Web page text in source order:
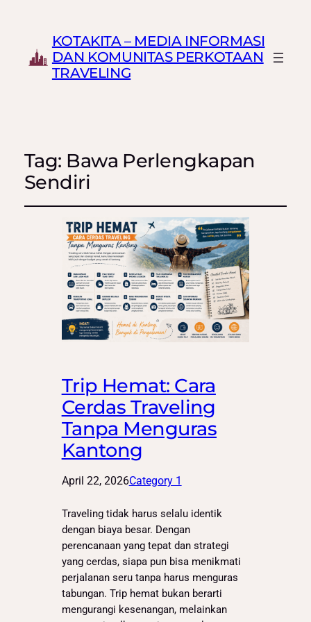
KOTAKITA – MEDIA INFORMASI
DAN KOMUNITAS PERKOTAAN
TRAVELING
Tag: Bawa Perlengkapan
Sendiri
Trip Hemat: Cara
Cerdas Traveling
Tanpa Menguras
Kantong
April 22, 2026Category 1
Traveling tidak harus selalu identik
dengan biaya besar. Dengan
perencanaan yang tepat dan strategi
yang cerdas, siapa pun bisa menikmati
perjalanan seru tanpa harus menguras
tabungan. Trip hemat bukan berarti
mengurangi kesenangan, melainkan